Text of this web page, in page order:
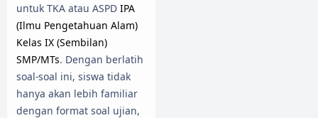
untuk TKA atau ASPD IPA
(Ilmu Pengetahuan Alam)
Kelas IX (Sembilan)
SMP/MTs. Dengan berlatih
soal-soal ini, siswa tidak
hanya akan lebih familiar
dengan format soal ujian,